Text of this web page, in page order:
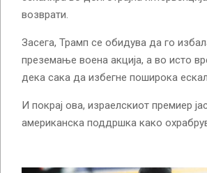
возврати.
Засега, Трамп се обидува да го
преземање воена акција, а во исто
дека сака да избегне поширока
И покрај ова, израелскиот премиер
американска поддршка како